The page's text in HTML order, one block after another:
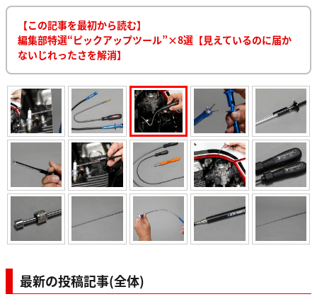
【この記事を最初から読む】
編集部特選“ピックアップツール”×8選【見えているのに届か
ないじれったさを解消】
最新の投稿記事(全体)